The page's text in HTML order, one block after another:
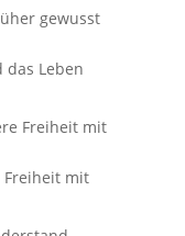
Leben
Freiheit mit